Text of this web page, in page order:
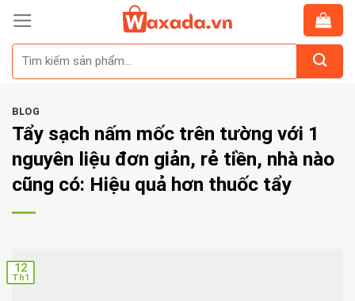
Skip
content
BLOG
Tẩy sạch nấm mốc trên tường với 1
nguyên liệu đơn giản, rẻ tiền, nhà nào
cũng có: Hiệu quả hơn thuốc tẩy
12
Th1